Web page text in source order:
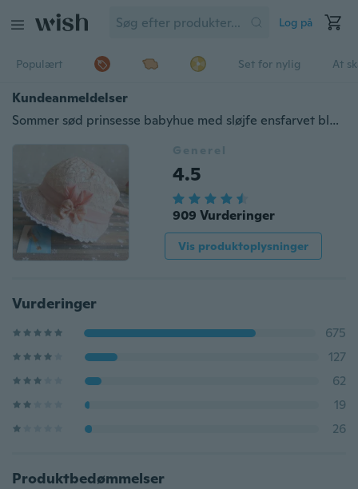
Log på
Populært Set for nylig At
Kundeanmeldelser
Sommer sød prinsesse babyhue med sløjfe ensfarvet blonder hul baby pige hætte toddler børn strand spand hatte
Generel
4.5
909 Vurderinger
Vis produktoplysninger
Vurderinger
675
127
62
19
26
Produktbedømmelser